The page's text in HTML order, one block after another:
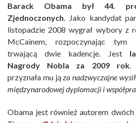
Barack Obama
był 44.
Zjednoczonych . Jako kandydat
listopadzie 2008 wygrał wybory z
McCainem, rozpoczynając tym
trwającą dwie kadencje. Jest
Nagrody Nobla za 2009 rok.
przyznała mu ją za nadzwyczajne
międzynarodowej dyplomacji i
Obama jest również autorem